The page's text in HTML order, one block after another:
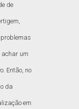
de
achar um
Então, no
da
em